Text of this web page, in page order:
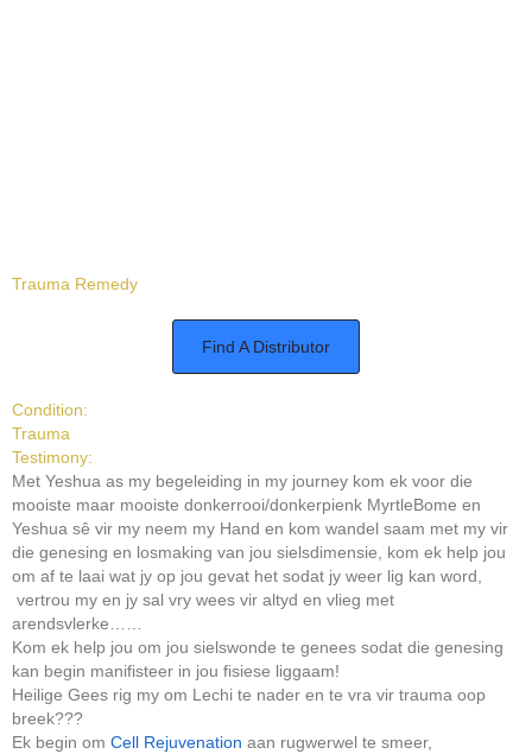
Trauma Remedy
Find A Distributor
Condition:
Trauma
Testimony:
Met Yeshua as my begeleiding in my journey kom ek voor die
mooiste maar mooiste donkerrooi/donkerpienk MyrtleBome en
Yeshua sê vir my neem my Hand en kom wandel saam met my vir
die genesing en losmaking van jou sielsdimensie, kom ek help jou
om af te laai wat jy op jou gevat het sodat jy weer lig kan word,
vertrou my en jy sal vry wees vir altyd en vlieg met
arendsvlerke……
Kom ek help jou om jou sielswonde te genees sodat die genesing
kan begin manifisteer in jou fisiese liggaam!
Heilige Gees rig my om Lechi te nader en te vra vir trauma oop
breek???
Ek begin om Cell Rejuvenation aan rugwerwel te smeer,